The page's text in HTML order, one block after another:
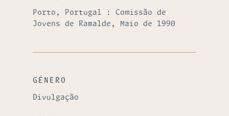
Porto, Portugal : Comissão de
Jovens de Ramalde, Maio de 1990
GÉNERO
Divulgação